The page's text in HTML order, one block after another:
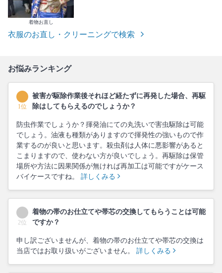
着物お直し
衣服のお直し・クリーニングで検索
お悩みランキング
1位
被害が駆除作業後それほど経たずに再発した場合、再駆
除はしてもらえるのでしょうか？
防虫作業でしょうか？揮発油にての丸洗いで害虫駆除は可能
でしょう。油液も種類がありますので揮発性の強いもので作
業するのが良いと思います。殺虫剤は人体に悪影響があると
こまりますので、使わない方が良いでしょう。再駆除は保管
場所や方法に因果関係が無ければ再加工は可能ですがケース
バイケースですね。 詳しくみる
2位
着物の帯のお仕立てや帯芯の交換してもらうことは可能
ですか？
申し訳ございませんが、着物の帯のお仕立てや帯芯の交換は
当店ではお取り扱いがございません。 詳しくみる